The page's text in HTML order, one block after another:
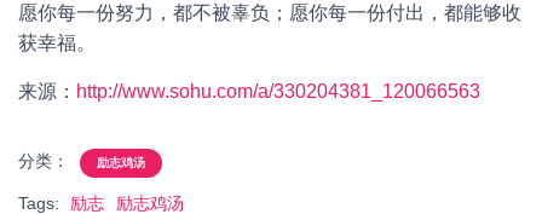
愿你每一份努力，都不被辜负；愿你每一份付出，都能够收
获幸福。
来源： http://www.sohu.com/a/330204381_120066563
分类： 励志鸡汤
Tags: 励志 励志鸡汤